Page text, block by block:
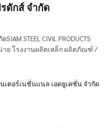
ดักส์ จำกัด
STEEL CIVIL PRODUCTS
าย โรงงานผลิตเหล็ก ผลิตภัณฑ์ /
เตอร์เนชั่นแนล เอดยูเคชั่น จำกัด